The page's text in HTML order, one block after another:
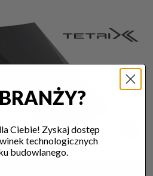
Ciebie! Zyskaj dostęp
technologicznych
budowlanego.